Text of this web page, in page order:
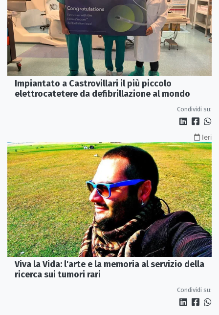
Impiantato a Castrovillari il più piccolo
elettrocatetere da defibrillazione al mondo
Condividi su:
Ieri
Viva la Vida: l'arte e la memoria al servizio della
ricerca sui tumori rari
Condividi su: